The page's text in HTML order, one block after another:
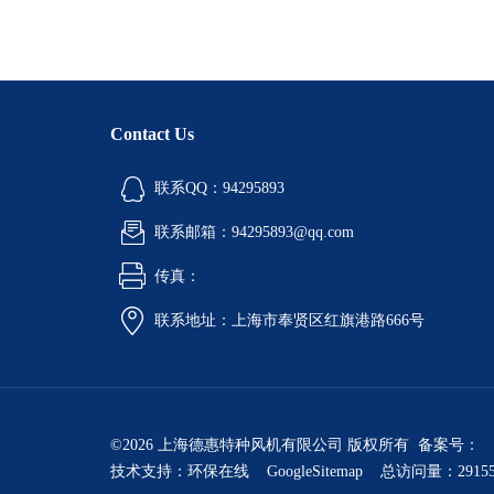
Contact Us
联系QQ：94295893
联系邮箱：94295893@qq.com
传真：
联系地址：上海市奉贤区红旗港路666号
©2026 上海德惠特种风机有限公司 版权所有 备案号：
技术支持： 环保在线 GoogleSitemap 总访问量：